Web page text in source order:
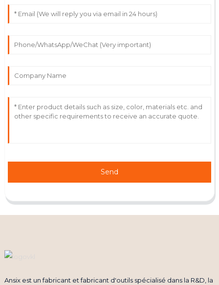
Send
Ansix est un fabricant et fabricant d'outils spécialisé dans la R&D, la